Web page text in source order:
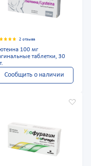
2 отзыва
100 мг
таблетки, 30
Сообщить о наличии